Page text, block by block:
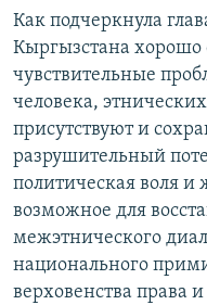
Как подчеркнула
Кыргызстана хорошо
чувствительные
человека,
присутствуют и
разрушительный
политическая воля и
возможное для
межэтнического
национального
верховенства права